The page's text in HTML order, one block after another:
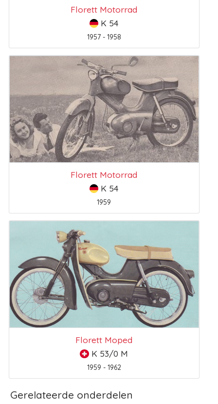
Florett Motorrad
K 54
1957 - 1958
Florett Motorrad
K 54
1959
Florett Moped
K 53/0 M
1959 - 1962
Gerelateerde onderdelen